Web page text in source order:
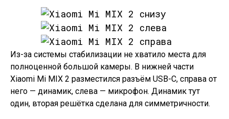
Из-за системы стабилизации не хватило места для
полноценной большой камеры. В нижней части
Xiaomi Mi MIX 2 разместился разъём USB-C, справа от
него — динамик, слева — микрофон. Динамик тут
один, вторая решётка сделана для симметричности.